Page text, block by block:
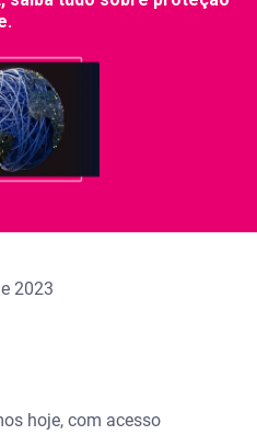
2023
hoje, com acesso